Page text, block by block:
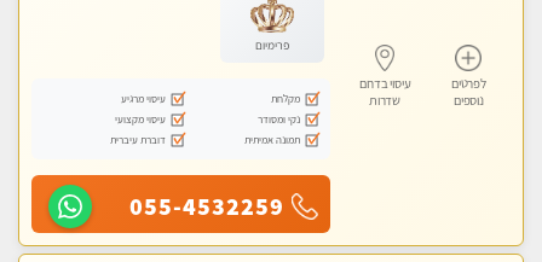
לפרטים
נוספים
עיסוי בדרום
שדרות
פרימיום
מקלחת
עיסוי מרגיע
נקי ומסודר
עיסוי מקצועי
תמונה אמיתית
דוברת עיברית
055-4532259